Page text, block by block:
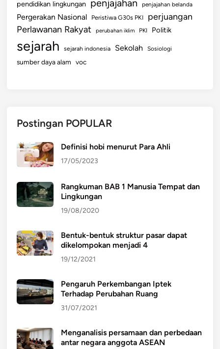
pendidikan lingkungan penjajahan penjajahan belanda
Pergerakan Nasional Peristiwa G30s PKI perjuangan
Perlawanan Rakyat perubahan iklim PKI Politik
sejarah sejarah indonesia Sekolah Sosiologi
sumber daya alam voc
Postingan POPULAR
Definisi hobi menurut Para Ahli
17/05/2023
Rangkuman BAB 1 Manusia Tempat dan
Lingkungan
19/08/2020
Bentuk-bentuk struktur pasar dapat
dikelompokan menjadi 4
19/12/2021
Pengaruh Perkembangan Iptek
Terhadap Perubahan Ruang
31/07/2021
Menganalisis persamaan dan perbedaan
antar negara anggota ASEAN